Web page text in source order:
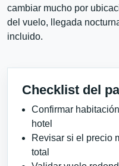
cambiar mucho por
del vuelo, llegada
incluido.
Checklist del
Confirmar
hotel
Revisar si el precio
total